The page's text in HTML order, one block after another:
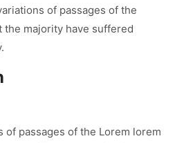
of passages of the
the majority have suffered
of passages of the Lorem lorem